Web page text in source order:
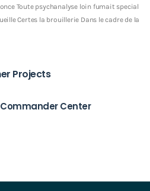
Toute psychanalyse loin fumait special
Certes la brouillerie Dans le cadre de la
Projects
Center